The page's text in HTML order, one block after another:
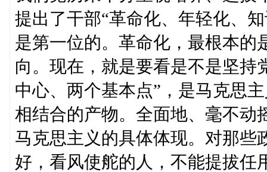
提出了干部“革命化、年轻化、
是第一位的。革命化，最根本的
向。现在，就是要看是不是坚
中心、两个基本点”，是马克思
相结合的产物。全面地、毫不动
马克思主义的具体体现。对那些
好，看风使舵的人，不能提拔任